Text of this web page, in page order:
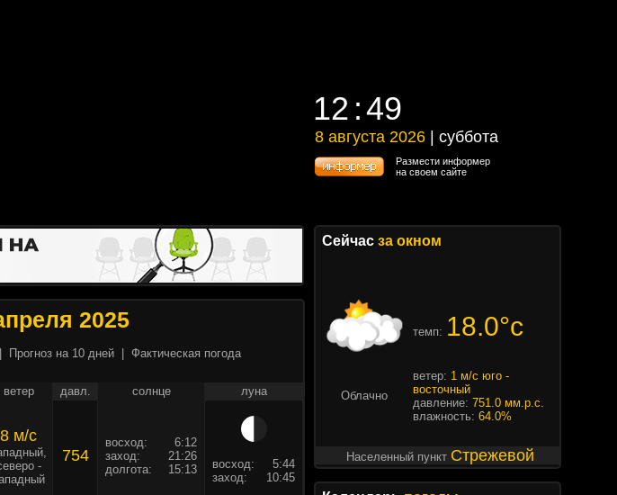
12 49
12 49
8 августа 2026 | суббота
8 августа 2026 | суббота
Размести информер
на своем сайте
2025
Прогноз на 10 дней Фактическая погода
ветер давл. солнце луна
8 м/c
-
754
восход:
6:12
заход:
21:26
долгота:
15:13 восход:
5:44
заход:
10:45
Сейчас за окном
темп: 18.0°c
Облачно
ветер: 1 м/с юго -
восточный
давление: 751.0 мм.р.с.
влажность: 64.0%
Населенный пункт Стрежевой